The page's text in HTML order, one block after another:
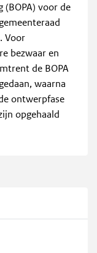
(BOPA) voor de
Voor
bezwaar en
de BOPA
waarna
ontwerpfase
opgehaald